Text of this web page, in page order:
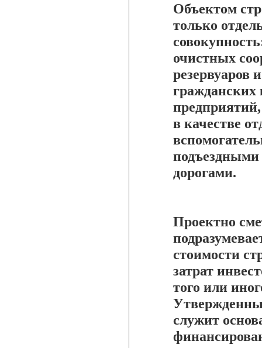
Объектом
только
очистных
резервуаров
гражданских
в качестве
дорогами.
Проектно
стоимости
затрат
того или
служит